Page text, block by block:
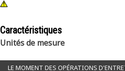
optimal de la contamination,
Si le choix d'un filtre peut
exemple, les filtres hydrauliques
Caractéristiques
Unités de mesure
LE MOMENT DES OPÉRATIONS